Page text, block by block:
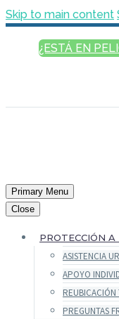
Skip to main content
¿ESTÁ EN
Primary Menu
Close
PROTECCIÓN A
ASISTENCIA
APOYO
PREGUNTAS